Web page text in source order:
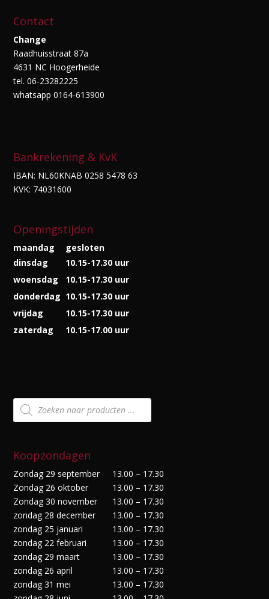
Contact
Change
Raadhuisstraat 87a
4631 NC Hoogerheide
tel. 06-23282225
whatsapp 0164-613900
Bankrekening & KvK
IBAN: NL60KNAB 0258 5478 63
KVK: 74031600
Openingstijden
maandag
gesloten
dinsdag
10.15-17.30 uur
woensdag
10.15-17.30 uur
donderdag 10.15-17.30 uur
vrijdag
10.15-17.30 uur
zaterdag
10.15-17.00 uur
Producten
zoeken
Koopzondagen
Zondag 29 september
13.00 – 17.30
Zondag 26 oktober
13.00 – 17.30
Zondag 30 november
13.00 – 17.30
zondag 28 december
13.00 – 17.30
zondag 25 januari
13.00 – 17.30
zondag 22 februari
13.00 – 17.30
zondag 29 maart
13.00 – 17.30
zondag 26 april
13.00 – 17.30
zondag 31 mei
13.00 – 17.30